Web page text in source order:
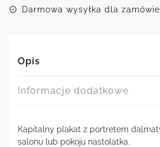
Darmowa wysyłka dla
Opis
Informacje dodatkowe
Kapitalny plakat z portretem
salonu lub pokoju nastolatka.